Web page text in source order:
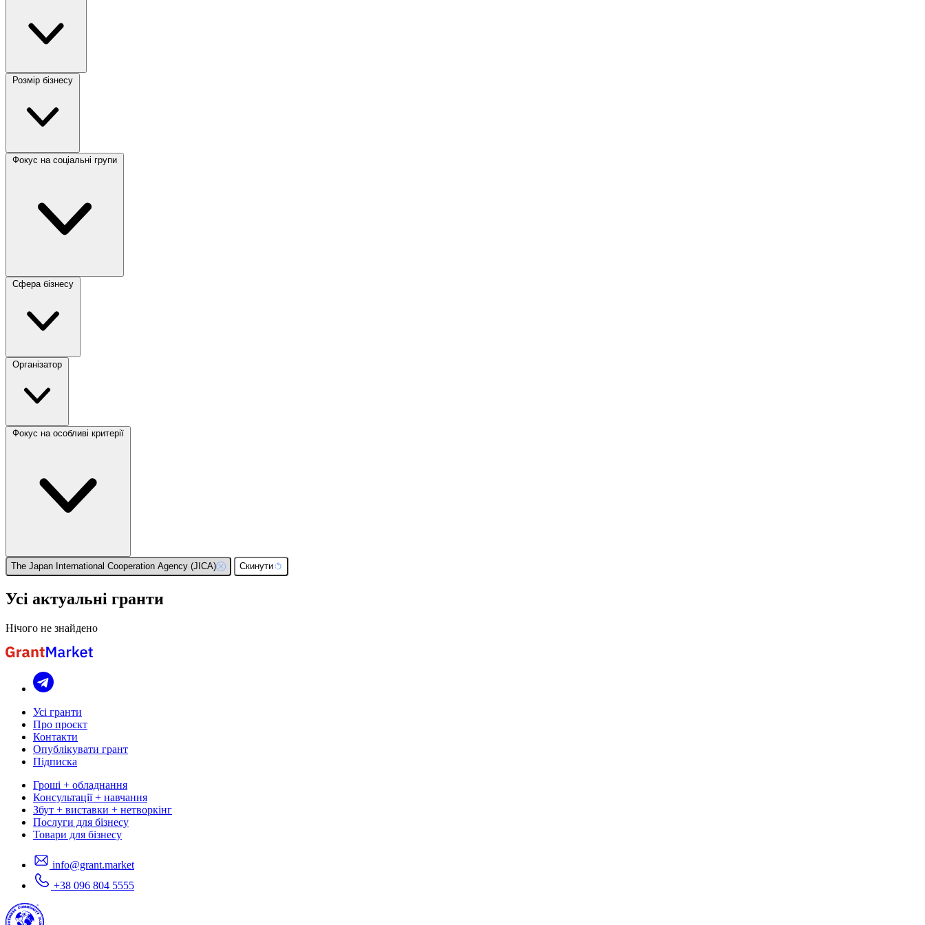
Розмір бізнесу
Фокус на соціальні групи
Сфера бізнесу
Організатор
Фокус на особливі критерії
The Japan International Cooperation Agency (JICA) Скинути
Усі актуальні гранти
Нічого не знайдено
Усі гранти
Про проєкт
Контакти
Опублікувати грант
Підписка
Гроші + обладнання
Консультації + навчання
Збут + виставки + нетворкінг
Послуги для бізнесу
Товари для бізнесу
info@grant.market
+38 096 804 5555